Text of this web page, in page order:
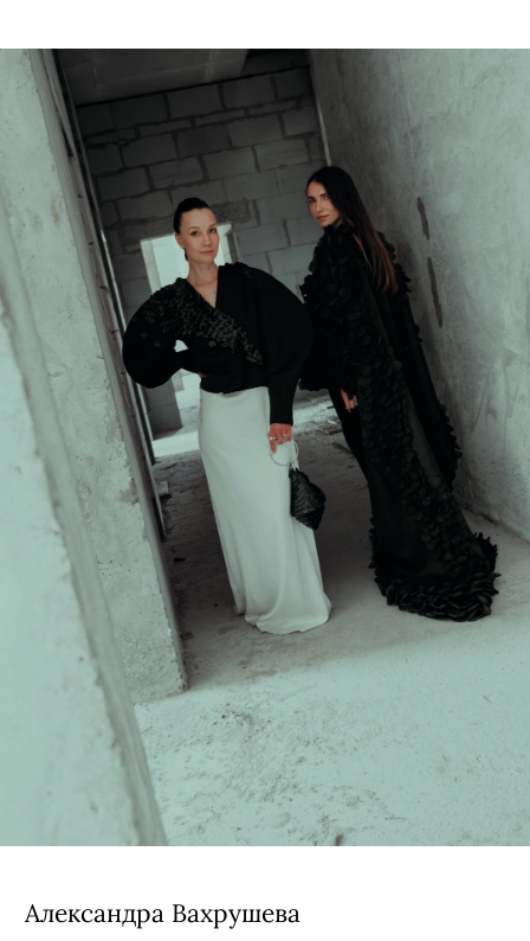
Александра Вахрушева